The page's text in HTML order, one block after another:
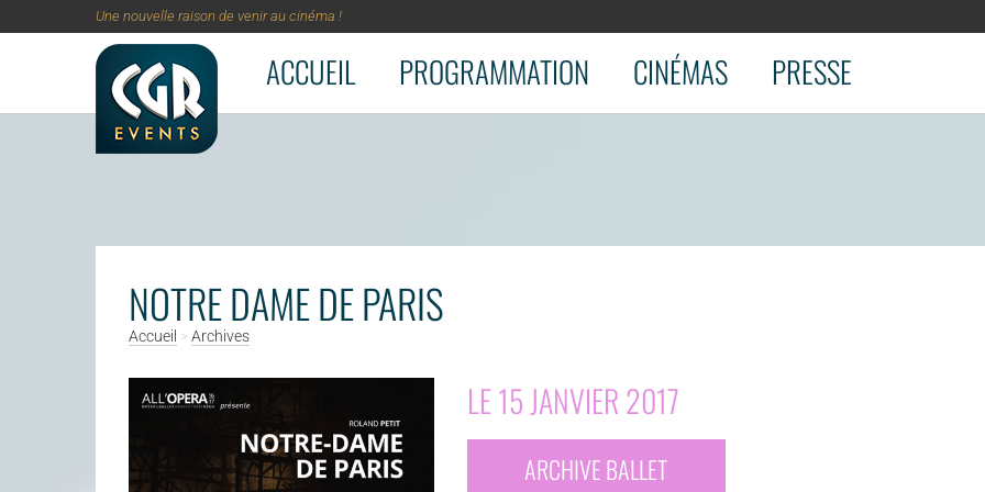
Aller au contenu principal
Une nouvelle raison de venir au cinéma !
ACCUEIL PROGRAMMATION CINÉMAS PRESSE
NOTRE DAME DE PARIS
Accueil >Archives
LE 15 JANVIER 2017
ARCHIVE BALLET